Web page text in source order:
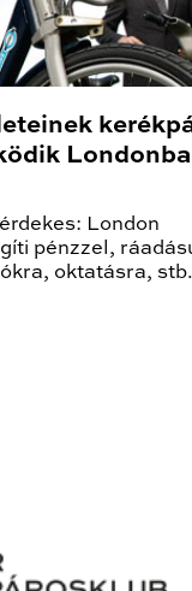
London
pénzzel,
oktatásra,